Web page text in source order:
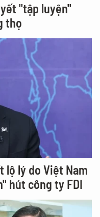
"tập luyện"
thọ
lộ lý do Việt Nam
hút công ty FDI